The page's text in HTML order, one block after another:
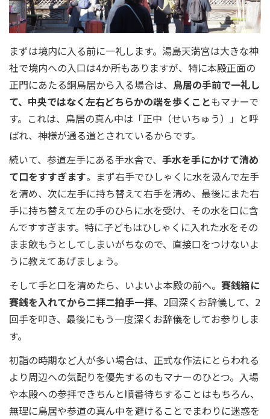
まずは境内に入る前に一礼します。湯島天満宮は大きな神
社で境内への入口は4か所もありますが、特に本殿正面の
正門にあたる銅鳥居から入る場合は、 鳥居の手前で一礼し
て、中央ではなく左右どちらかの端を歩くこともマナーで
す。これは、鳥居の真ん中は「正中（せいちゅう）」と呼
ばれ、神様が通る道とされているからです。
続いて、参道左手にある手水舎で、 手水を手にかけて清め
て口をすすぎます。まず右手でひしゃくに水を汲んで左手
を清め、次に左手に持ち替えて右手を清め、最後にまた右
手に持ち替えて左の手のひらに水を受け、その水を口に含
んですすぎます。特に子どもはひしゃくに入れた水をその
まま飲もうとしてしまいがちなので、直接口をつけないよ
うに教えてあげましょう。
そして手と口を清めたら、いよいよ本殿の前へ。 賽銭箱に
賽銭を入れてから二拝二拍手一拝、2回深くお辞儀して、2
回手を叩き、最後にもう一度深くお辞儀をしてお参りしま
す。
初詣の時期など人が多い場合は、正式な作法にとらわれる
より周辺への気配りを優先するのもマナーのひとつ。入場
や本殿への参拝できちんと順番待ちすることはもちろん、
無理に鳥居や参道の真ん中を避けることでまわりに迷惑を